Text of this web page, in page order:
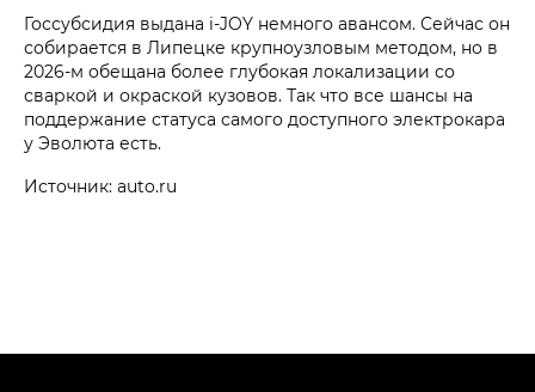
Госсубсидия выдана i‑JOY немного авансом. Сейчас он
собирается в Липецке крупноузловым методом, но в
2026-м обещана более глубокая локализации со
сваркой и окраской кузовов. Так что все шансы на
поддержание статуса самого доступного электрокара
у Эволюта есть.
Источник: auto.ru